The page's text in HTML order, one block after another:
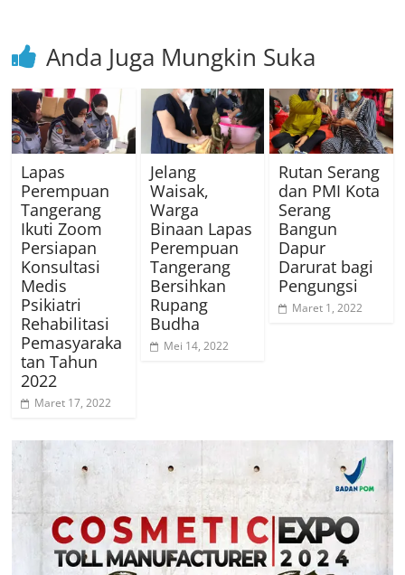
Anda Juga Mungkin Suka
Lapas
Perempuan
Tangerang
Ikuti Zoom
Persiapan
Konsultasi
Medis
Psikiatri
Rehabilitasi
Pemasyaraka
tan Tahun
2022
Maret 17, 2022
Jelang
Waisak,
Warga
Binaan Lapas
Perempuan
Tangerang
Bersihkan
Rupang
Budha
Mei 14, 2022
Rutan Serang
dan PMI Kota
Serang
Bangun
Dapur
Darurat bagi
Pengungsi
Maret 1, 2022